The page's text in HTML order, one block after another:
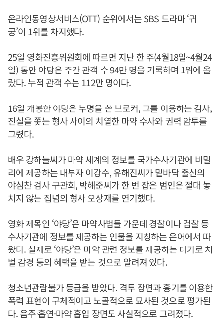
온라인동영상서비스(OTT) 순위에서는 SBS 드라마 ‘귀
궁’이 1위를 차지했다.
25일 영화진흥위원회에 따르면 지난 한 주(4월18일~4월24
일) 동안 야당은 주간 관객 수 94만 명을 기록하며 1위에 올
랐다. 누적 관객 수는 112만 명이다.
16일 개봉한 야당은 누명을 쓴 브로커, 그를 이용하는 검사,
진실을 쫓는 형사 사이의 치열한 마약 수사와 권력 암투를
그렸다.
배우 강하늘씨가 마약 세계의 정보를 국가수사기관에 비밀
리에 제공하는 내부자 이강수, 유해진씨가 밑바닥 출신의
야심찬 검사 구관희, 박해준씨가 한 번 잡은 범인은 절대 놓
치지 않는 집념의 형사 오상재를 연기했다.
영화 제목인 ‘야당’은 마약사범들 가운데 경찰이나 검찰 등
수사기관에 정보를 제공하는 인물을 지칭하는 은어에서 따
왔다. 실제로 ‘야당’은 마약 관련 정보를 제공하는 대가로 처
벌 감경 등의 혜택을 받는 것으로 알려져 있다.
청소년관람불가 등급을 받았다. 격투 장면과 흉기를 이용한
폭력 표현이 구체적이고 노골적으로 묘사된 것으로 평가된
다. 음주·흡연·마약 흡입 장면도 사실적으로 그려졌다.